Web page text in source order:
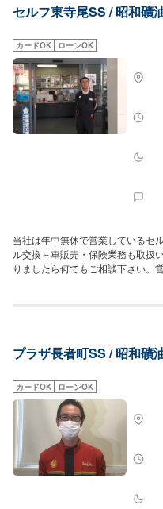
セルフ東寺尾SS / 昭和礦
カードOK ローンOK
当社は年中無休で営業しているセ
ル交換～車販売・保険業務も取扱
りましたら何でもご相談下さい。
プラザ長者町SS / 昭和礦
カードOK ローンOK